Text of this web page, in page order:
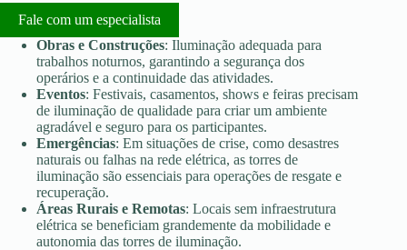
Fale com um especialista
Obras e Construções: Iluminação adequada para
trabalhos noturnos, garantindo a segurança dos
operários e a continuidade das atividades.
Eventos: Festivais, casamentos, shows e feiras precisam
de iluminação de qualidade para criar um ambiente
agradável e seguro para os participantes.
Emergências: Em situações de crise, como desastres
naturais ou falhas na rede elétrica, as torres de
iluminação são essenciais para operações de resgate e
recuperação.
Áreas Rurais e Remotas: Locais sem infraestrutura
elétrica se beneficiam grandemente da mobilidade e
autonomia das torres de iluminação.